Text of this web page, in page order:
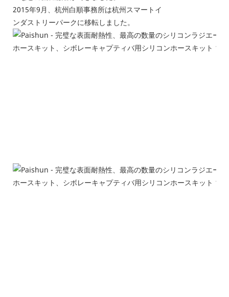
2015年9月、杭州白順事務所は杭州スマートイ
ンダストリーパークに移転しました。